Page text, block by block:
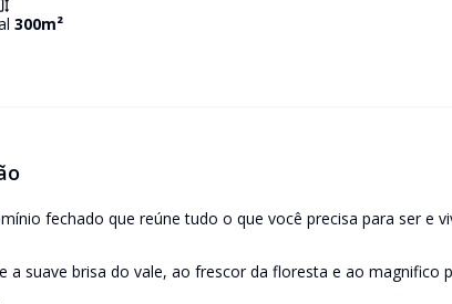
300m²
fechado que reúne tudo o que você precisa para ser e
a suave brisa do vale, ao frescor da floresta e ao magnifico